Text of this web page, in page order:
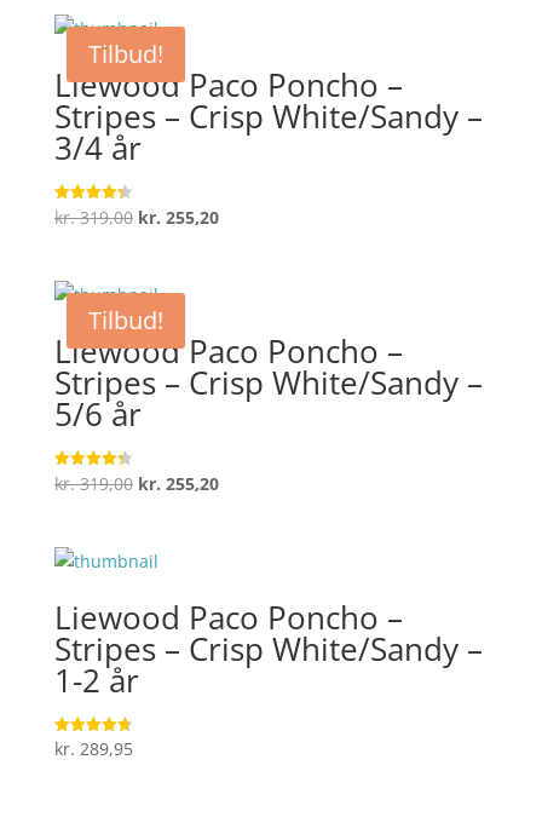
Tilbud!
Liewood Paco Poncho –
Stripes – Crisp White/Sandy –
3/4 år
Vurderet
4.3
kr.319,00 Den
var:
kr. 319,00.
kr. 255,20Den
Tilbud!
Liewood Paco Poncho –
Stripes – Crisp White/Sandy –
5/6 år
Vurderet
4.3
kr.319,00 Den
var:
kr. 255,20Den
Liewood Paco Poncho –
Stripes – Crisp White/Sandy –
1-2 år
Vurderet
4.7
kr. 289,95